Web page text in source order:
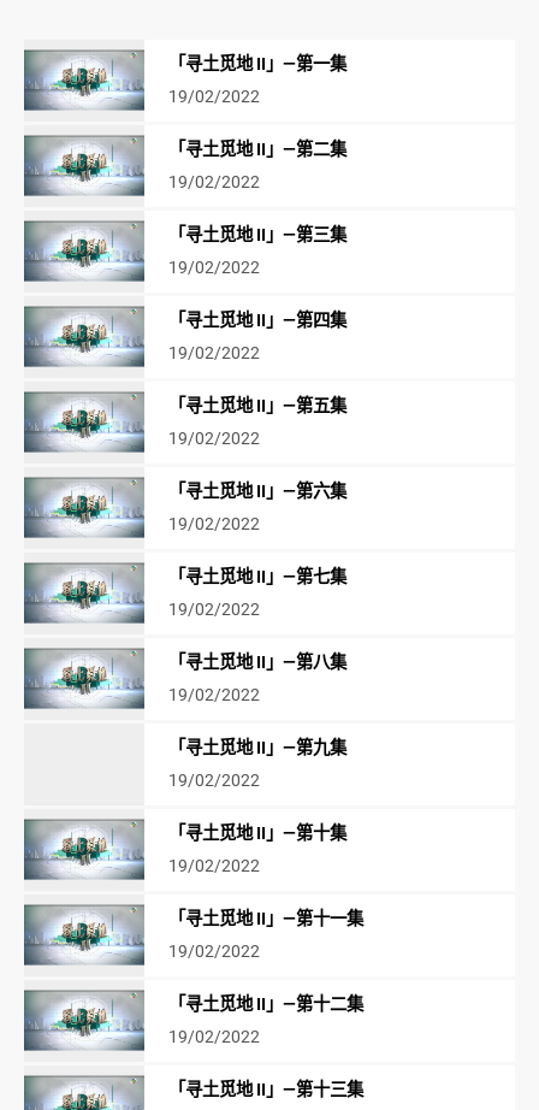
「寻土觅地 II」—第一集
19/02/2022
「寻土觅地 II」—第二集
19/02/2022
「寻土觅地 II」—第三集
19/02/2022
「寻土觅地 II」—第四集
19/02/2022
「寻土觅地 II」—第五集
19/02/2022
「寻土觅地 II」—第六集
19/02/2022
「寻土觅地 II」—第七集
19/02/2022
「寻土觅地 II」—第八集
19/02/2022
「寻土觅地 II」—第九集
19/02/2022
「寻土觅地 II」—第十集
19/02/2022
「寻土觅地 II」—第十一集
19/02/2022
「寻土觅地 II」—第十二集
19/02/2022
「寻土觅地 II」—第十三集